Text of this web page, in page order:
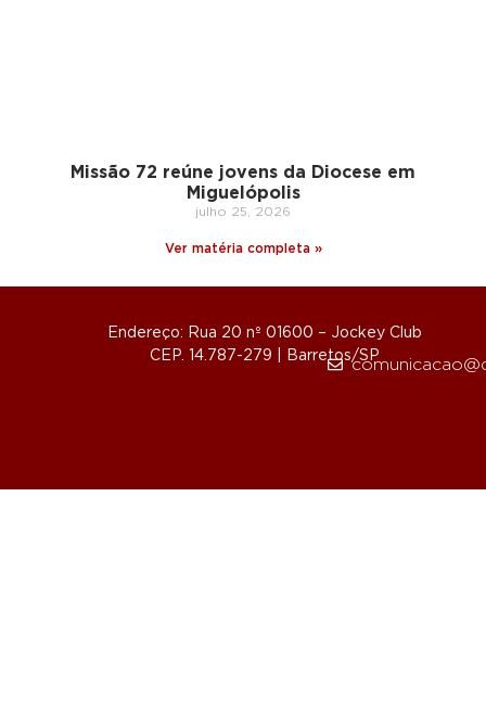
Missão 72 reúne jovens da Diocese em
Miguelópolis
julho 25, 2026
Ver matéria completa »
Endereço: Rua 20 nº 01600 – Jockey Club
CEP. 14.787-279 | Barretos/SP